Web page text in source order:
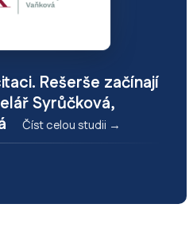
Rešerše začínají
Syrůčková,
Číst celou studii →